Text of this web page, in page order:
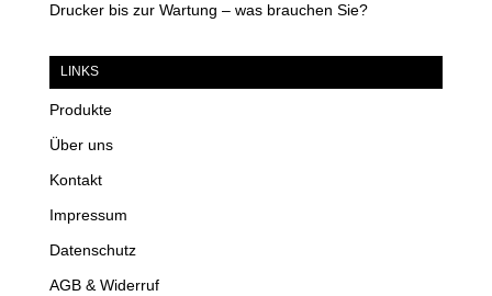
Drucker bis zur Wartung – was brauchen Sie?
LINKS
Produkte
Über uns
Kontakt
Impressum
Datenschutz
AGB & Widerruf